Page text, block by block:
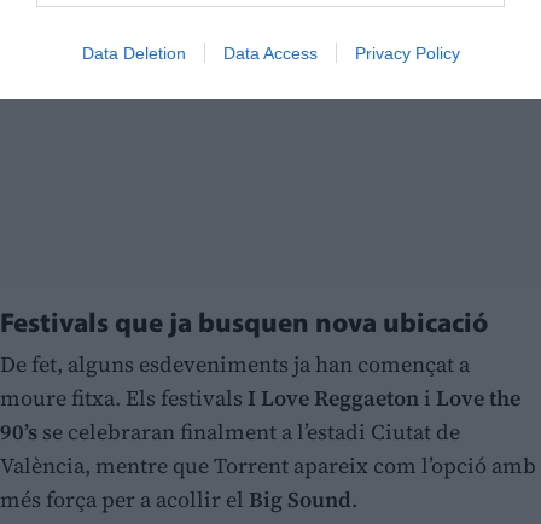
Data Deletion Data Access Privacy Policy
Festivals que ja busquen nova ubicació
De fet, alguns esdeveniments ja han començat a
moure fitxa. Els festivals I Love Reggaeton i Love the
90’s se celebraran finalment a l’estadi Ciutat de
València, mentre que Torrent apareix com l’opció amb
més força per a acollir el Big Sound.